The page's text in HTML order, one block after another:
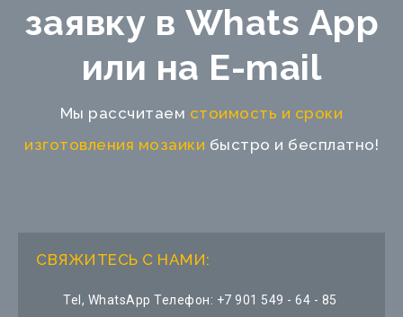
заявку в Whats App
или на E-mail
Мы рассчитаем стоимость и сроки
изготовления мозаики быстро и бесплатно!
СВЯЖИТЕСЬ С НАМИ:
Tel, WhatsApp Телефон: +7 901 549 - 64 - 85